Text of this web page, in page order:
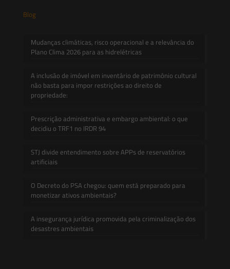
Blog
Mudanças climáticas, risco operacional e a relevância do
Plano Clima 2026 para as hidrelétricas
A inclusão de imóvel em inventário de patrimônio cultural
não basta para impor restrições ao direito de
propriedade:
Prescrição administrativa e embargo ambiental: o que
decidiu o TRF1 no IRDR 94
STJ divide entendimento sobre APPs de reservatórios
artificiais
O Decreto do PSA chegou: quem está preparado para
monetizar ativos ambientais?
A insegurança jurídica promovida pela criminalização dos
desastres ambientais